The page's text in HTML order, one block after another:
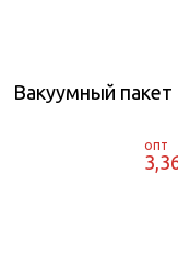
Вакуумный